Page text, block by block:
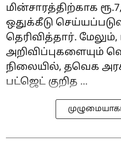
மின்சாரத்திற்காக
ஒதுக்கீடு
தெரிவித்தார்.
அறிவிப்புகளையும்
நிலையில், தவெக
பட்ஜெட் குறித ...